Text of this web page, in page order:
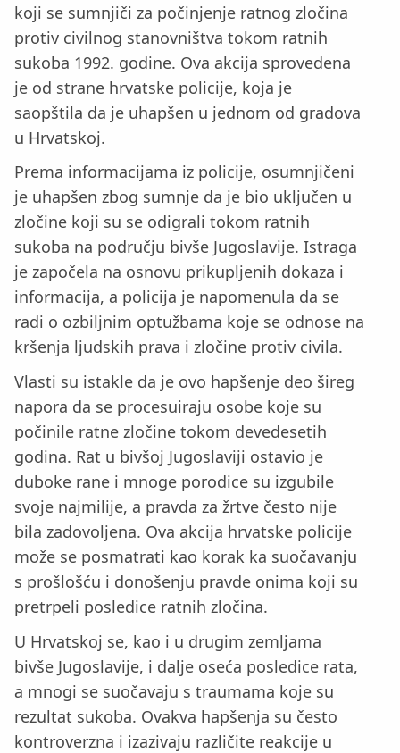
koji se sumnjiči za počinjenje ratnog zločina
protiv civilnog stanovništva tokom ratnih
sukoba 1992. godine. Ova akcija sprovedena
je od strane hrvatske policije, koja je
saopštila da je uhapšen u jednom od gradova
u Hrvatskoj.
Prema informacijama iz policije, osumnjičeni
je uhapšen zbog sumnje da je bio uključen u
zločine koji su se odigrali tokom ratnih
sukoba na području bivše Jugoslavije. Istraga
je započela na osnovu prikupljenih dokaza i
informacija, a policija je napomenula da se
radi o ozbiljnim optužbama koje se odnose na
kršenja ljudskih prava i zločine protiv civila.
Vlasti su istakle da je ovo hapšenje deo šireg
napora da se procesuiraju osobe koje su
počinile ratne zločine tokom devedesetih
godina. Rat u bivšoj Jugoslaviji ostavio je
duboke rane i mnoge porodice su izgubile
svoje najmilije, a pravda za žrtve često nije
bila zadovoljena. Ova akcija hrvatske policije
može se posmatrati kao korak ka suočavanju
s prošlošću i donošenju pravde onima koji su
pretrpeli posledice ratnih zločina.
U Hrvatskoj se, kao i u drugim zemljama
bivše Jugoslavije, i dalje oseća posledice rata,
a mnogi se suočavaju s traumama koje su
rezultat sukoba. Ovakva hapšenja su često
kontroverzna i izazivaju različite reakcije u